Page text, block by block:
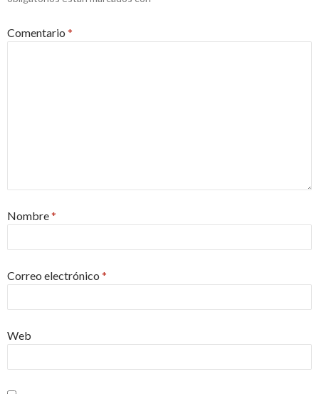
Comentario *
Nombre*
Correo electrónico *
Web